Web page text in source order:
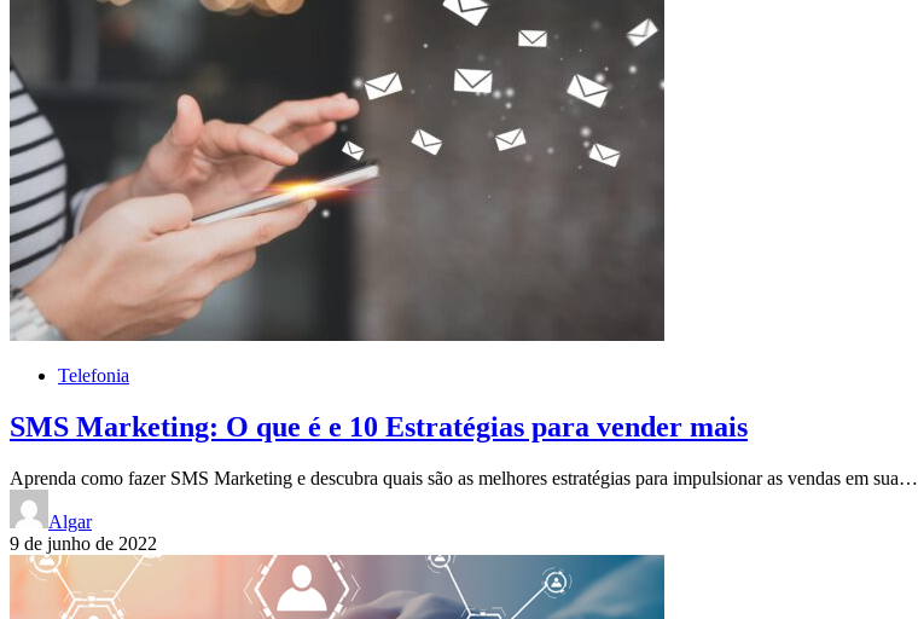
Telefonia
SMS Marketing: O que é e 10 Estratégias para vender mais
Aprenda como fazer SMS Marketing e descubra quais são as melhores estratégias para impulsionar as vendas em sua…
Algar
9 de junho de 2022